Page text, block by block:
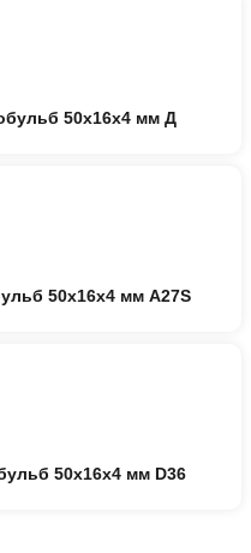
50x16x4 мм Д
50x16x4 мм A27S
50x16x4 мм D36